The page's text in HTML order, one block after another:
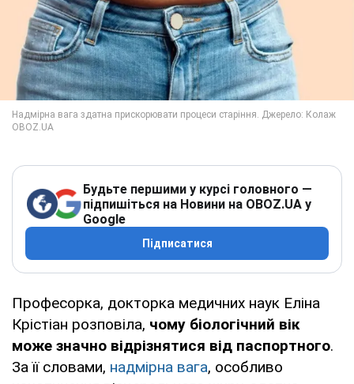
Будьте першими у курсі головного —
підпишіться на Новини на OBOZ.UA у
Google
Підписатися
Професорка, докторка медичних наук Еліна
Крістіан розповіла, чому біологічний вік
може значно відрізнятися від паспортного.
За її словами, надмірна вага, особливо